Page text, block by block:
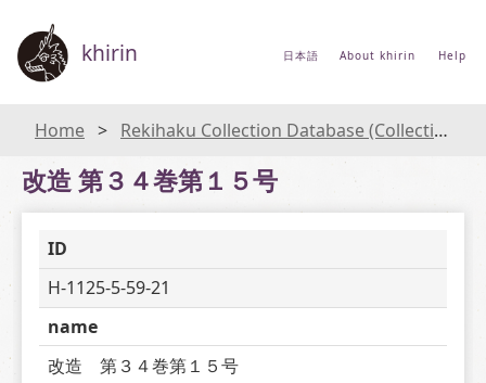
khirin 日本語 About khirin Help
Home Rekihaku Collection Database (Collections Database of the National Museum of Japanese History)
改造 第３４巻第１５号
ID
H-1125-5-59-21
name
改造　第３４巻第１５号